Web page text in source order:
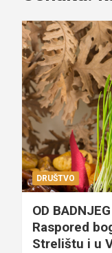
DRUŠTVO
OD
Raspored
Strelištu i u